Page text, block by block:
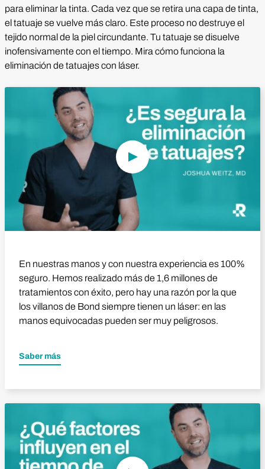
para eliminar la tinta. Cada vez que se retira una capa de tinta,
el tatuaje se vuelve más claro. Este proceso no destruye el
tejido normal de la piel circundante. Tu tatuaje se disuelve
inofensivamente con el tiempo. Mira cómo funciona la
eliminación de tatuajes con láser.
En nuestras manos y con nuestra experiencia es 100%
seguro. Hemos realizado más de 1,6 millones de
tratamientos con éxito, pero hay una razón por la que
los villanos de Bond siempre tienen un láser: en las
manos equivocadas pueden ser muy peligrosos.
Saber más
Reproducir vídeo